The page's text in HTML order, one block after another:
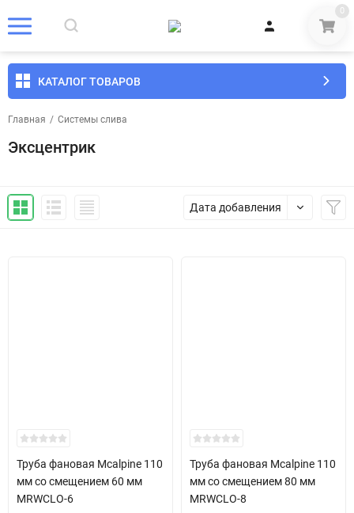
0
КАТАЛОГ ТОВАРОВ
Главная / Системы слива
Эксцентрик
Дата добавления
Труба фановая Mcalpine 110
мм со смещением 60 мм
MRWCLO-6
Труба фановая Mcalpine 110
мм со смещением 80 мм
MRWCLO-8